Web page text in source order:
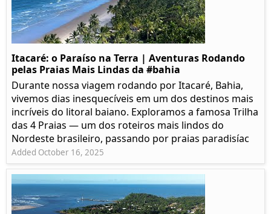
Itacaré: o Paraíso na Terra | Aventuras Rodando
pelas Praias Mais Lindas da #bahia
Durante nossa viagem rodando por Itacaré, Bahia,
vivemos dias inesquecíveis em um dos destinos mais
incríveis do litoral baiano. Exploramos a famosa Trilha
das 4 Praias — um dos roteiros mais lindos do
Nordeste brasileiro, passando por praias paradisíac
Added October 16, 2025